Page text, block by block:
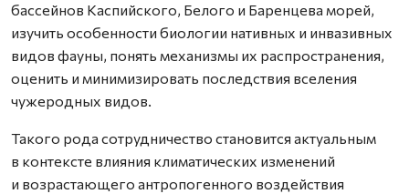
бассейнов Каспийского, Белого и Баренцева морей,
изучить особенности биологии нативных и инвазивных
видов фауны, понять механизмы их распространения,
оценить и минимизировать последствия вселения
чужеродных видов.
Такого рода сотрудничество становится актуальным
в контексте влияния климатических изменений
и возрастающего антропогенного воздействия